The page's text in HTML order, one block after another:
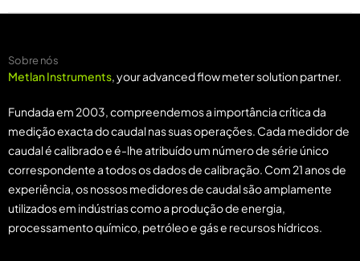
Sobre nós
Metlan Instruments, your advanced flow meter solution partner.
Fundada em 2003, compreendemos a importância crítica da
medição exacta do caudal nas suas operações. Cada medidor de
caudal é calibrado e é-lhe atribuído um número de série único
correspondente a todos os dados de calibração. Com 21 anos de
experiência, os nossos medidores de caudal são amplamente
utilizados em indústrias como a produção de energia,
processamento químico, petróleo e gás e recursos hídricos.